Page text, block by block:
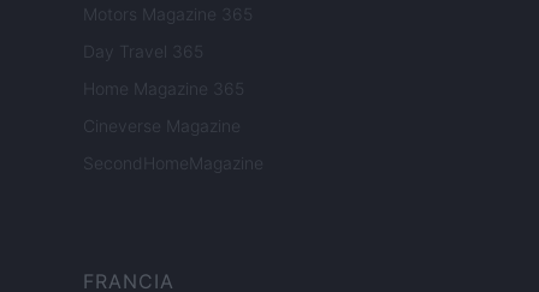
Motors Magazine 365
Day Travel 365
Home Magazine 365
Cineverse Magazine
SecondHomeMagazine
FRANCIA